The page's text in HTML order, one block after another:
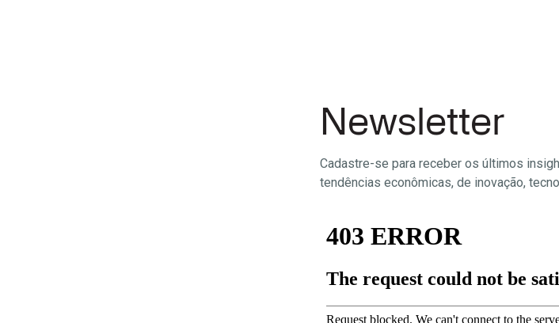
Newsletter
Cadastre-se para receber os últimos
tendências econômicas, de inovação,